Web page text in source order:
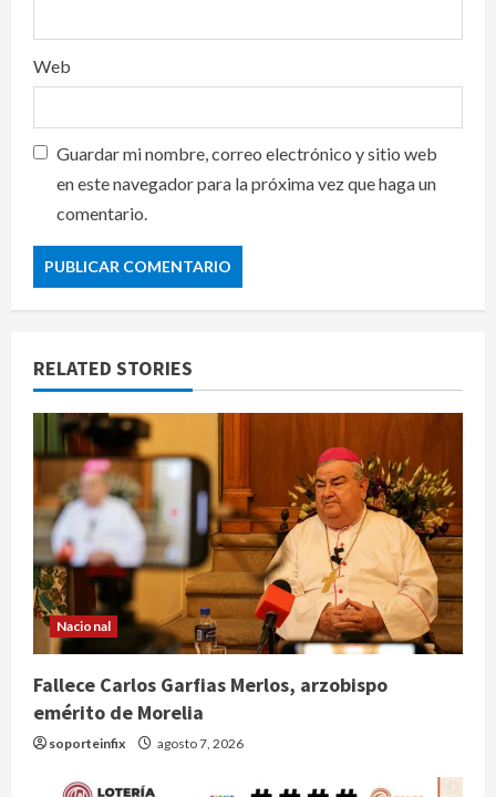
Web
Guardar mi nombre, correo electrónico y sitio web
en este navegador para la próxima vez que haga un
comentario.
RELATED STORIES
Nacional
Fallece Carlos Garfias Merlos, arzobispo
emérito de Morelia
soporteinfix agosto 7, 2026